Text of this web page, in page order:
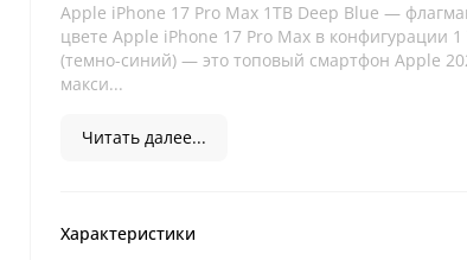
Apple iPhone 17 Pro Max 1TB Deep Blue —
цвете Apple iPhone 17 Pro Max в конфигурации
(темно-синий) — это топовый смартфон Apple
макси...
Читать далее...
Характеристики